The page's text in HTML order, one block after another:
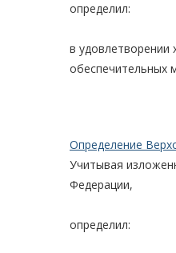
определил:
в удовлетворении
обеспечительных
Определение
Учитывая
Федерации,
определил: